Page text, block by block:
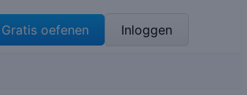
Gratis oefenen Inloggen